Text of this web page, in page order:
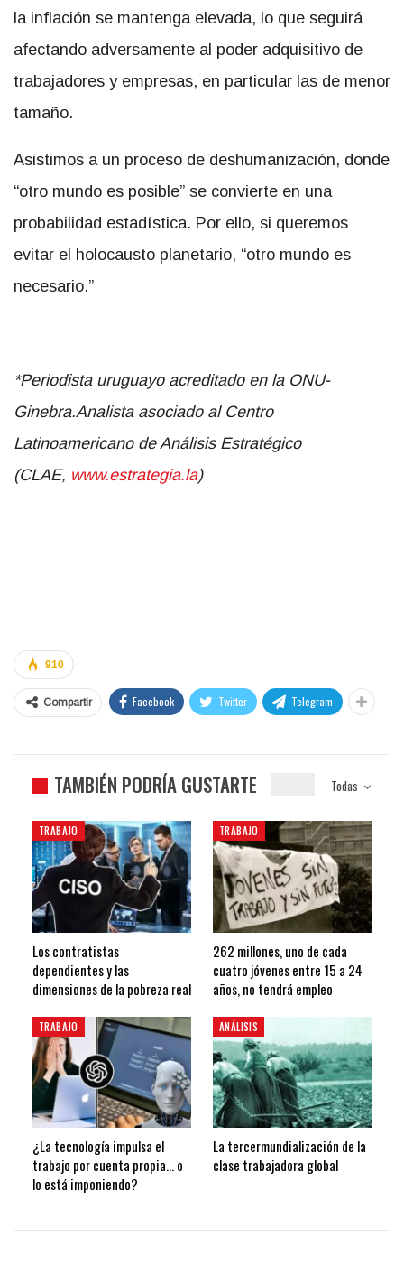
la inflación se mantenga elevada, lo que seguirá
afectando adversamente al poder adquisitivo de
trabajadores y empresas, en particular las de menor
tamaño.
Asistimos a un proceso de deshumanización, donde
“otro mundo es posible” se convierte en una
probabilidad estadística. Por ello, si queremos
evitar el holocausto planetario, “otro mundo es
necesario.”
*Periodista uruguayo acreditado en la ONU-
Ginebra.Analista asociado al Centro
Latinoamericano de Análisis Estratégico
(CLAE, www.estrategia.la)
910
Compartir Facebook Twitter Telegram
Todas
TAMBIÉN PODRÍA GUSTARTE
TRABAJO
Los contratistas
dependientes y las
dimensiones de la pobreza real
TRABAJO
262 millones, uno de cada
cuatro jóvenes entre 15 a 24
años, no tendrá empleo
TRABAJO
¿La tecnología impulsa el
trabajo por cuenta propia… o
lo está imponiendo?
ANÁLISIS
La tercermundialización de la
clase trabajadora global